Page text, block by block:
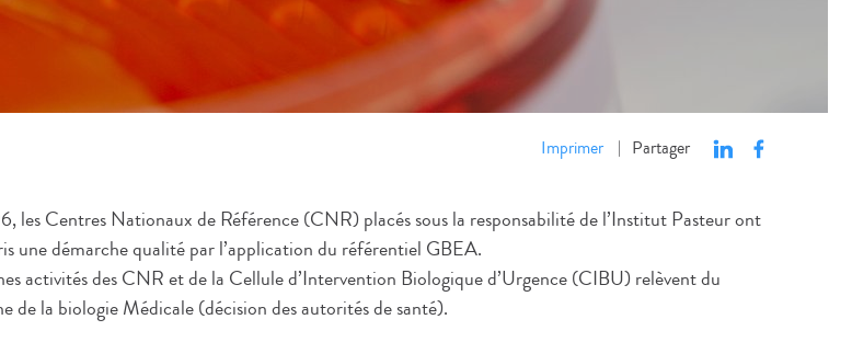
Imprimer | Partager
les Centres Nationaux de Référence (CNR) placés sous la responsabilité de l’Institut Pasteur ont
une démarche qualité par l’application du référentiel GBEA.
activités des CNR et de la Cellule d’Intervention Biologique d’Urgence (CIBU) relèvent du
de la biologie Médicale (décision des autorités de santé).